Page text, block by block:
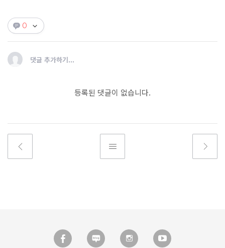
0
댓글 추가하기...
등록된 댓글이 없습니다.